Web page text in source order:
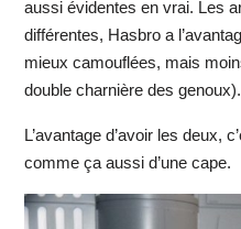
aussi évidentes en vrai. Les
différentes, Hasbro a
mieux camouflées, mais
double charnière des genoux).
L’avantage d’avoir les deux,
comme ça aussi d’une cape.